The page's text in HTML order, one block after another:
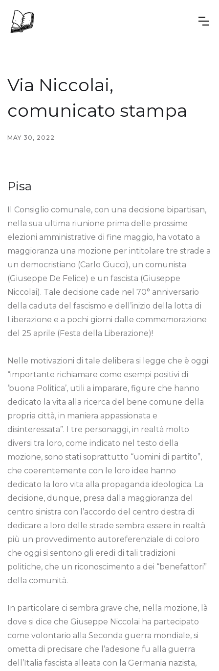
Via Niccolai,
comunicato stampa
MAY 30, 2022
Pisa
Il Consiglio comunale, con una decisione bipartisan,
nella sua ultima riunione prima delle prossime
elezioni amministrative di fine maggio, ha votato a
maggioranza una mozione per intitolare tre strade a
un democristiano (Carlo Ciucci), un comunista
(Giuseppe De Felice) e un fascista (Giuseppe
Niccolai). Tale decisione cade nel 70° anniversario
della caduta del fascismo e dell’inizio della lotta di
Liberazione e a pochi giorni dalle commemorazione
del 25 aprile (Festa della Liberazione)!
Nelle motivazioni di tale delibera si legge che è oggi
“importante richiamare come esempi positivi di
‘buona Politica’, utili a imparare, figure che hanno
dedicato la vita alla ricerca del bene comune della
propria città, in maniera appassionata e
disinteressata”. I tre personaggi, in realtà molto
diversi tra loro, come indicato nel testo della
mozione, sono stati soprattutto “uomini di partito”,
che coerentemente con le loro idee hanno
dedicato la loro vita alla propaganda ideologica. La
decisione, dunque, presa dalla maggioranza del
centro sinistra con l’accordo del centro destra di
dedicare a loro delle strade sembra essere in realtà
più un provvedimento autoreferenziale di coloro
che oggi si sentono gli eredi di tali tradizioni
politiche, che un riconoscimento a dei “benefattori”
della comunità.
In particolare ci sembra grave che, nella mozione, là
dove si dice che Giuseppe Niccolai ha partecipato
come volontario alla Seconda guerra mondiale, si
ometta di precisare che l’adesione fu alla guerra
dell’Italia fascista alleata con la Germania nazista,